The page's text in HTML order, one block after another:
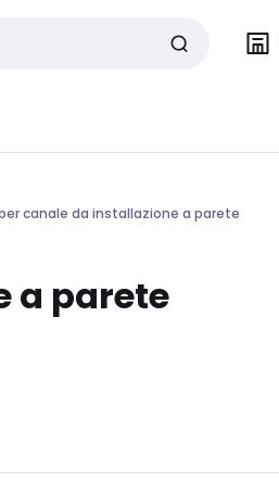
canale da installazione a parete
a parete